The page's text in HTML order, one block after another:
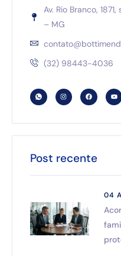
Av. Rio Branco,
– MG
(32) 98443-4036
Post recente
04